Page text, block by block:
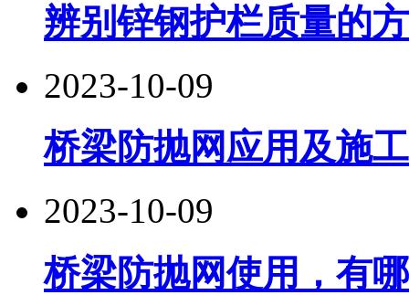
辨别锌钢护栏质量的
2023-10-09
桥梁防抛网应用及施
2023-10-09
桥梁防抛网使用，有